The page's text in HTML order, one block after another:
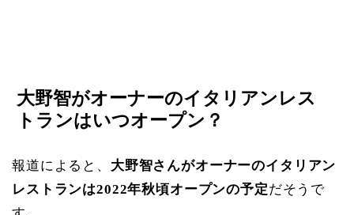
大野智がオーナーのイタリアンレス
トランはいつオープン？
報道によると、 大野智さんがオーナーのイタリアン
レストランは2022年秋頃オープンの予定だそうで